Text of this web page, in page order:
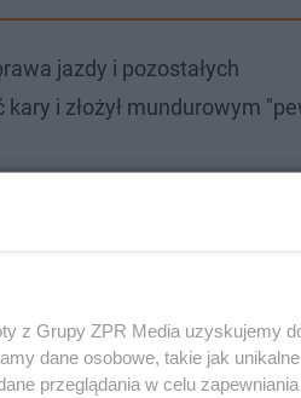
jazdy i pozostałych
i złożył mundurowym
z Grupy ZPR Media uzyskujemy
dane osobowe, takie jak
przeglądania w celu zapewniania